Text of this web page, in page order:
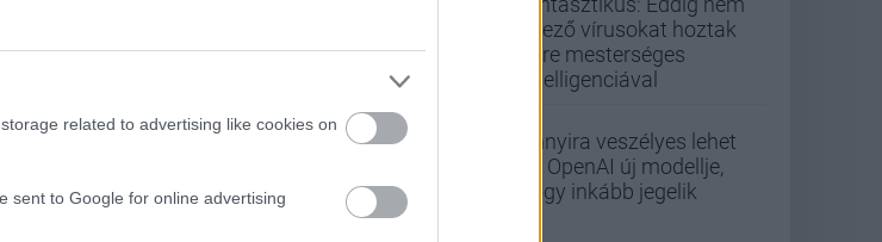
related to advertising like cookies on
sent to Google for online advertising
létező vírusokat hoztak
létre mesterséges
intelligenciával
Annyira veszélyes lehet
az OpenAI új modellje,
hogy inkább jegelik